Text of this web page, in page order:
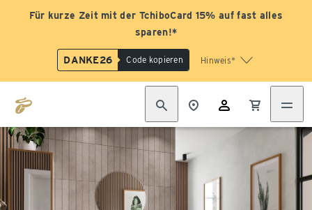
Für kurze Zeit mit der TchiboCard 15% auf fast alles
sparen!*
DANKE26 Code kopieren Hinweis*